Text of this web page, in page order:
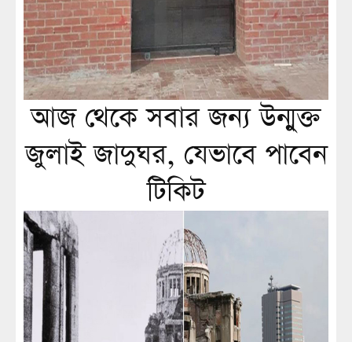
আজ থেকে সবার জন্য উন্মুক্ত
জুলাই জাদুঘর, যেভাবে পাবেন
টিকিট